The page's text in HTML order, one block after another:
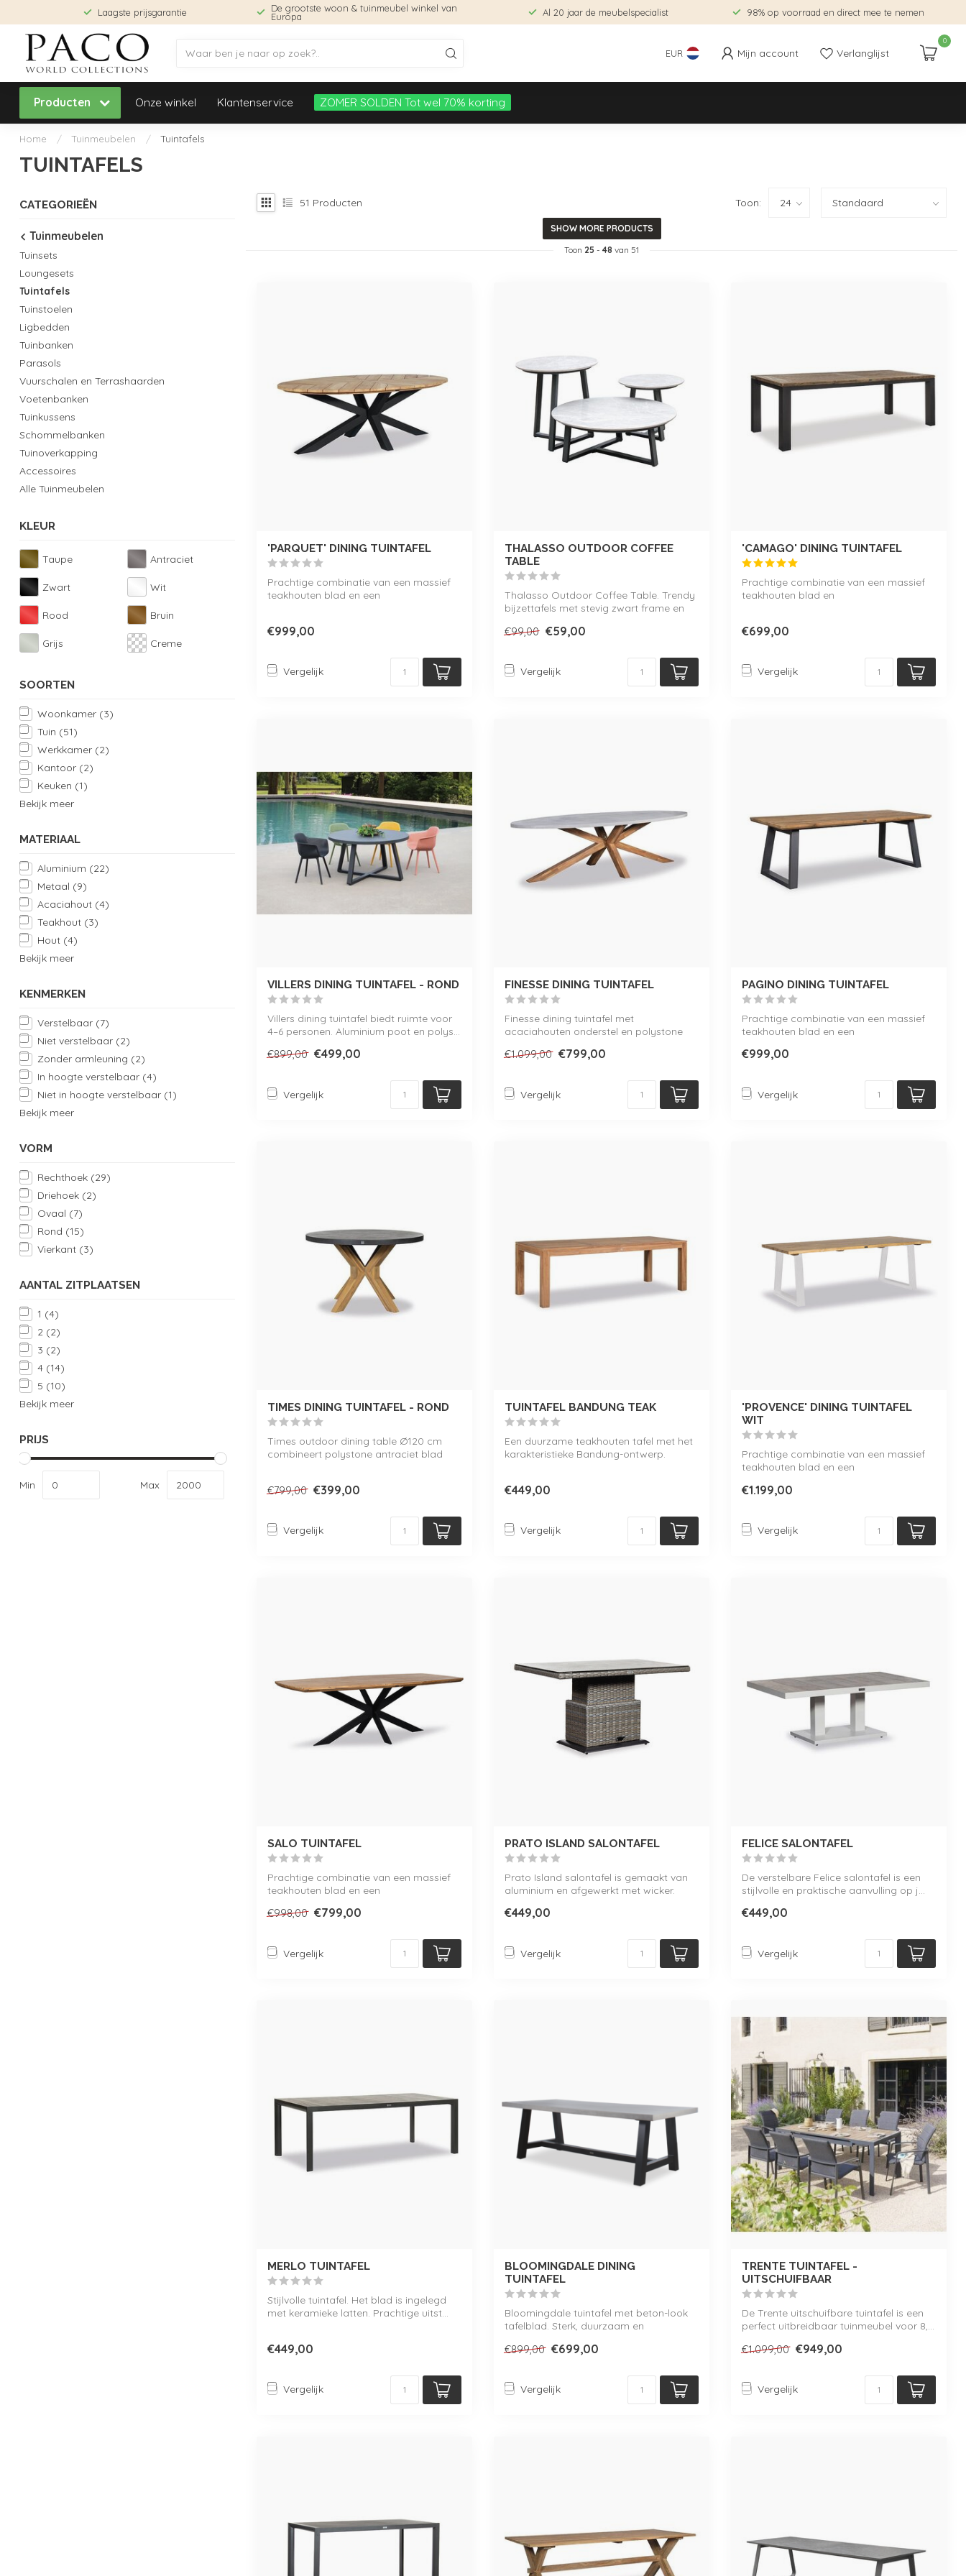
Laagste prijsgarantie De grootste woon & tuinmeubel winkel van
Europa Al 20 jaar de meubelspecialist 98% op voorraad en direct mee te nemen
EUR Mijn account Verlanglijst
0
Producten Onze winkel Klantenservice ZOMER SOLDEN Tot wel 70% korting
Home / Tuinmeubelen / Tuintafels
TUINTAFELS
CATEGORIEËN
Tuinmeubelen
Tuinsets
Loungesets
Tuintafels
Tuinstoelen
Ligbedden
Tuinbanken
Parasols
Vuurschalen en Terrashaarden
Voetenbanken
Tuinkussens
Schommelbanken
Tuinoverkapping
Accessoires
Alle Tuinmeubelen
KLEUR
Taupe Antraciet
Zwart Wit
Rood Bruin
Grijs Creme
SOORTEN
Woonkamer (3)
Tuin (51)
Werkkamer (2)
Kantoor (2)
Keuken (1)
Bekijk meer
MATERIAAL
Aluminium (22)
Metaal (9)
Acaciahout (4)
Teakhout (3)
Hout (4)
Bekijk meer
KENMERKEN
Verstelbaar (7)
Niet verstelbaar (2)
Zonder armleuning (2)
In hoogte verstelbaar (4)
Niet in hoogte verstelbaar (1)
Bekijk meer
VORM
Rechthoek (29)
Driehoek (2)
Ovaal (7)
Rond (15)
Vierkant (3)
AANTAL ZITPLAATSEN
1 (4)
2 (2)
3 (2)
4 (14)
5 (10)
Bekijk meer
PRIJS
Min Max
51 Producten Toon:
SHOW MORE PRODUCTS
Toon 25 - 48 van 51
'PARQUET' DINING TUINTAFEL
Prachtige combinatie van een massief
teakhouten blad en een
€999,00
Vergelijk
THALASSO OUTDOOR COFFEE
TABLE
Thalasso Outdoor Coffee Table. Trendy
bijzettafels met stevig zwart frame en
€99,00 €59,00
Vergelijk
'CAMAGO' DINING TUINTAFEL
Prachtige combinatie van een massief
teakhouten blad en
€699,00
Vergelijk
VILLERS DINING TUINTAFEL - ROND
Villers dining tuintafel biedt ruimte voor
4–6 personen. Aluminium poot en polys...
€899,00 €499,00
Vergelijk
FINESSE DINING TUINTAFEL
Finesse dining tuintafel met
acaciahouten onderstel en polystone
€1.099,00 €799,00
Vergelijk
PAGINO DINING TUINTAFEL
Prachtige combinatie van een massief
teakhouten blad en een
€999,00
Vergelijk
TIMES DINING TUINTAFEL - ROND
Times outdoor dining table Ø120 cm
combineert polystone antraciet blad
€799,00 €399,00
Vergelijk
TUINTAFEL BANDUNG TEAK
Een duurzame teakhouten tafel met het
karakteristieke Bandung-ontwerp.
€449,00
Vergelijk
'PROVENCE' DINING TUINTAFEL
WIT
Prachtige combinatie van een massief
teakhouten blad en een
€1.199,00
Vergelijk
SALO TUINTAFEL
Prachtige combinatie van een massief
teakhouten blad en een
€998,00 €799,00
Vergelijk
PRATO ISLAND SALONTAFEL
Prato Island salontafel is gemaakt van
aluminium en afgewerkt met wicker.
€449,00
Vergelijk
FELICE SALONTAFEL
De verstelbare Felice salontafel is een
stijlvolle en praktische aanvulling op j...
€449,00
Vergelijk
MERLO TUINTAFEL
Stijlvolle tuintafel. Het blad is ingelegd
met keramieke latten. Prachtige uitst...
€449,00
Vergelijk
BLOOMINGDALE DINING
TUINTAFEL
Bloomingdale tuintafel met beton-look
tafelblad. Sterk, duurzaam en
€899,00 €699,00
Vergelijk
TRENTE TUINTAFEL -
UITSCHUIFBAAR
De Trente uitschuifbare tuintafel is een
perfect uitbreidbaar tuinmeubel voor 8,...
€1.099,00 €949,00
Vergelijk